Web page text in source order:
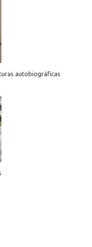
autobiográficas